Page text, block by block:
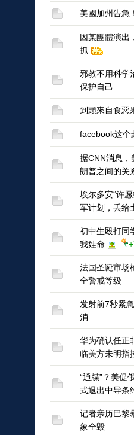
美國加州告急
因某團體演出
抓
邪教不用科学
保护自己
到頭來自食惡
facebook这个
据CNN消息，
朗普之间的关
埃尔多安“许
军计划，丢给
初中生殴打同
我娃命
法国圣诞市场
全警戒等级
发射前7秒紧
消
华为确认任正
临美方未明指
“通牒”？美促
式退出中导条
记者亲历巴黎
象全毁